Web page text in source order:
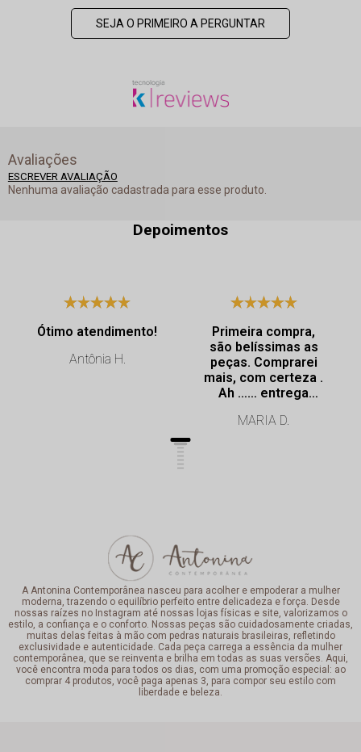
SEJA O PRIMEIRO A PERGUNTAR
Avaliações
ESCREVER AVALIAÇÃO
Nenhuma avaliação cadastrada para esse produto.
Depoimentos
Ótimo atendimento!
Antônia H.
Primeira compra,
são belíssimas as
peças. Comprarei
mais, com certeza .
Ah …… entrega
Profissionalismo de
MARIA D.
A Antonina Contemporânea nasceu para acolher e empoderar a mulher
moderna, trazendo o equilíbrio perfeito entre delicadeza e força. Desde
nossas raízes no Instagram até nossas lojas físicas e site, valorizamos o
estilo, a confiança e o conforto. Nossas peças são cuidadosamente criadas,
muitas delas feitas à mão com pedras naturais brasileiras, refletindo
exclusividade e autenticidade. Cada peça carrega a essência da mulher
contemporânea, que se reinventa e brilha em todas as suas versões. Aqui,
você encontra moda para todos os dias, com uma promoção especial: ao
comprar 4 produtos, você paga apenas 3, para compor seu estilo com
liberdade e beleza.